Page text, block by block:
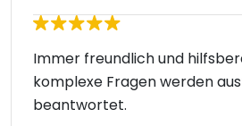
Immer freundlich und
komplexe Fragen werden
beantwortet.